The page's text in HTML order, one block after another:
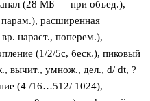
(28 МБ — при объед.),
расширенная
нараст., поперем.),
(1/2/5с, беск.), пиковый
вычит., умнож., дел., d/ dt, ?
(4 /16…512/ 1024),